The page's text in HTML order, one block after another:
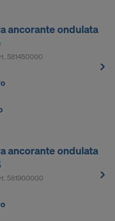
ancorante ondulata
581450000
ancorante ondulata
581900000